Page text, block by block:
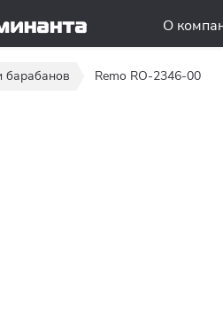
О
барабанов Remo RO-2346-00